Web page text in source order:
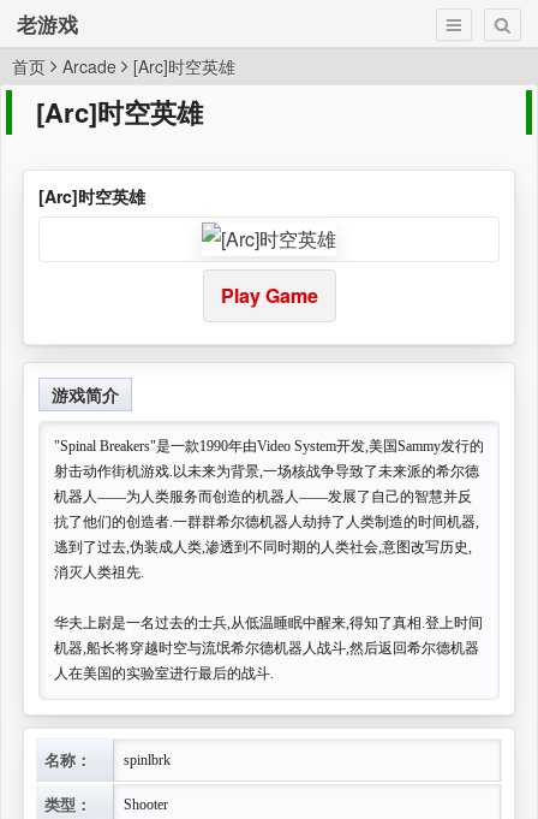
老游戏
首页 Arcade [Arc]时空英雄
[Arc]时空英雄
[Arc]时空英雄
Play Game
游戏简介
"Spinal Breakers"是一款1990年由Video System开发,美国Sammy发行的
射击动作街机游戏.以未来为背景,一场核战争导致了未来派的希尔德
机器人——为人类服务而创造的机器人——发展了自己的智慧并反
抗了他们的创造者.一群群希尔德机器人劫持了人类制造的时间机器,
逃到了过去,伪装成人类,渗透到不同时期的人类社会,意图改写历史,
消灭人类祖先.
华夫上尉是一名过去的士兵,从低温睡眠中醒来,得知了真相.登上时间
机器,船长将穿越时空与流氓希尔德机器人战斗,然后返回希尔德机器
人在美国的实验室进行最后的战斗.
名称： spinlbrk
类型： Shooter